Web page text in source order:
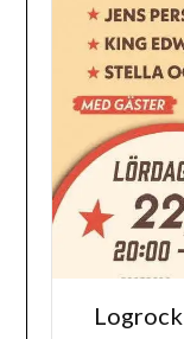
Logrock